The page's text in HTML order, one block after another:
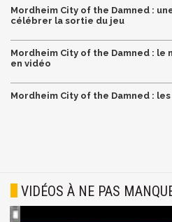
Mordheim City of the Damned :
célébrer la sortie du jeu
Mordheim City of the Damned : le
en vidéo
Mordheim City of the Damned :
VIDÉOS À NE PAS